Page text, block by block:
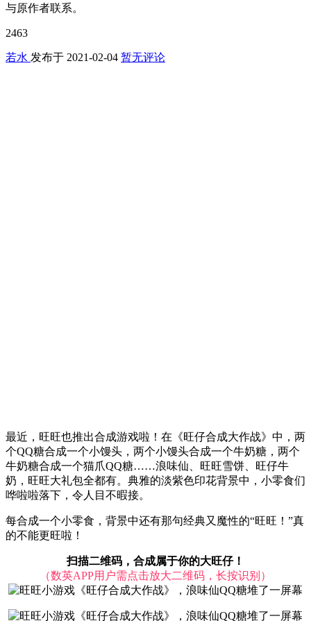
与原作者联系。
2463
若水 发布于 2021-02-04 暂无评论
最近，旺旺也推出合成游戏啦！在《旺仔合成大作战》中，两
个QQ糖合成一个小馒头，两个小馒头合成一个牛奶糖，两个
牛奶糖合成一个猫爪QQ糖……浪味仙、旺旺雪饼、旺仔牛
奶，旺旺大礼包全都有。典雅的淡紫色印花背景中，小零食们
哗啦啦落下，令人目不暇接。
每合成一个小零食，背景中还有那句经典又魔性的“旺旺！”真
的不能更旺啦！
扫描二维码，合成属于你的大旺仔！
（数英APP用户需点击放大二维码，长按识别）